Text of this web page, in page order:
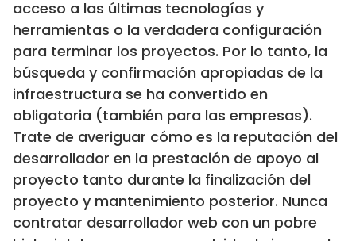
acceso a las últimas tecnologías y
herramientas o la verdadera configuración
para terminar los proyectos. Por lo tanto, la
búsqueda y confirmación apropiadas de la
infraestructura se ha convertido en
obligatoria (también para las empresas).
Trate de averiguar cómo es la reputación del
desarrollador en la prestación de apoyo al
proyecto tanto durante la finalización del
proyecto y mantenimiento posterior. Nunca
contratar desarrollador web con un pobre